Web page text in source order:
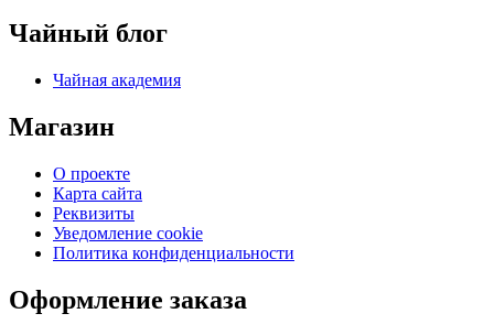
Чайный блог
Чайная академия
Магазин
О проекте
Карта сайта
Реквизиты
Уведомление cookie
Политика конфиденциальности
Оформление заказа